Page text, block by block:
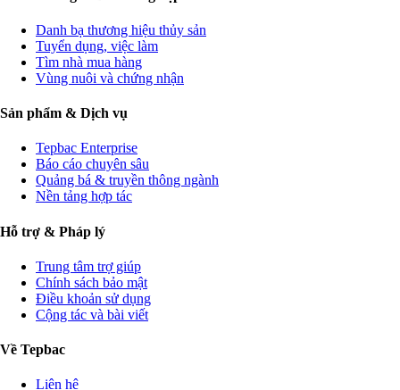
Danh bạ thương hiệu thủy sản
Tuyển dụng, việc làm
Tìm nhà mua hàng
Vùng nuôi và chứng nhận
Sản phẩm & Dịch vụ
Tepbac Enterprise
Báo cáo chuyên sâu
Quảng bá & truyền thông ngành
Nền tảng hợp tác
Hỗ trợ & Pháp lý
Trung tâm trợ giúp
Chính sách bảo mật
Điều khoản sử dụng
Cộng tác và bài viết
Về Tepbac
Liên hệ